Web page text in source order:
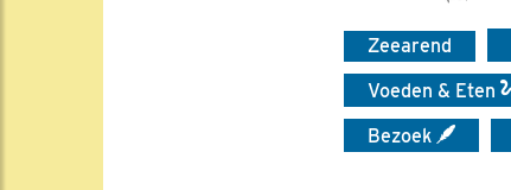
Zeearend
Voeden & Eten
Bezoek